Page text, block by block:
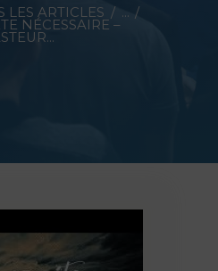
LES ARTICLES ...
NÉCESSAIRE –